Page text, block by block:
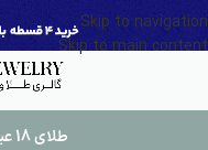
Skip to navigation
Skip to main content
طلای 18 عیار: